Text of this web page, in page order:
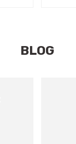
Ürün Bulunamadı.
BLOG